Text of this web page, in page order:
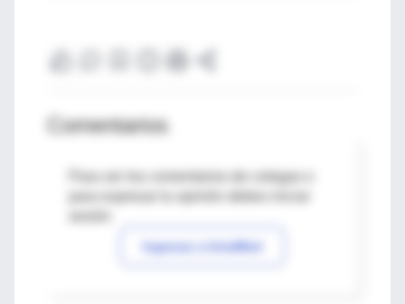
Comentarios
Para ver los comentarios de colegas o
Ingresar a IntraMed